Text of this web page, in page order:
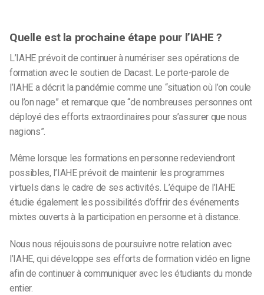
Quelle est la prochaine étape pour l’IAHE ?
L’IAHE prévoit de continuer à numériser ses opérations de
formation avec le soutien de Dacast. Le porte-parole de
l’IAHE a décrit la pandémie comme une “situation où l’on coule
ou l’on nage” et remarque que “de nombreuses personnes ont
déployé des efforts extraordinaires pour s’assurer que nous
nagions”.
Même lorsque les formations en personne redeviendront
possibles, l’IAHE prévoit de maintenir les programmes
virtuels dans le cadre de ses activités. L’équipe de l’IAHE
étudie également les possibilités d’offrir des événements
mixtes ouverts à la participation en personne et à distance.
Nous nous réjouissons de poursuivre notre relation avec
l’IAHE, qui développe ses efforts de formation vidéo en ligne
afin de continuer à communiquer avec les étudiants du monde
entier.